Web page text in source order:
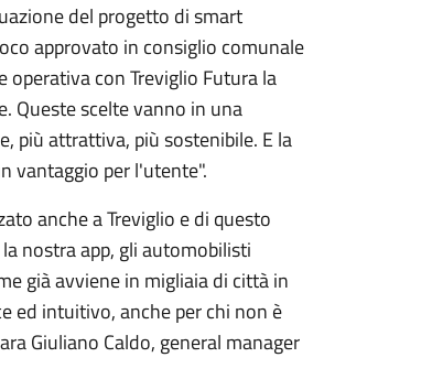
del progetto di smart
approvato in consiglio comunale
con Treviglio Futura la
Queste scelte vanno in una
più attrattiva, più sostenibile. E la
vantaggio per l'utente".
anche a Treviglio e di questo
nostra app, gli automobilisti
già avviene in migliaia di città in
ed intuitivo, anche per chi non è
Giuliano Caldo, general manager